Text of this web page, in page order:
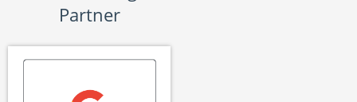
Partner